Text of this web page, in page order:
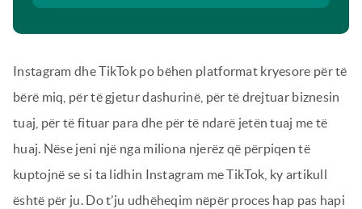
Instagram dhe TikTok po bëhen platformat kryesore për të
bërë miq, për të gjetur dashurinë, për të drejtuar biznesin
tuaj, për të fituar para dhe për të ndarë jetën tuaj me të
huaj. Nëse jeni një nga miliona njerëz që përpiqen të
kuptojnë se si ta lidhin Instagram me TikTok, ky artikull
është për ju. Do t’ju udhëheqim nëpër proces hap pas hapi